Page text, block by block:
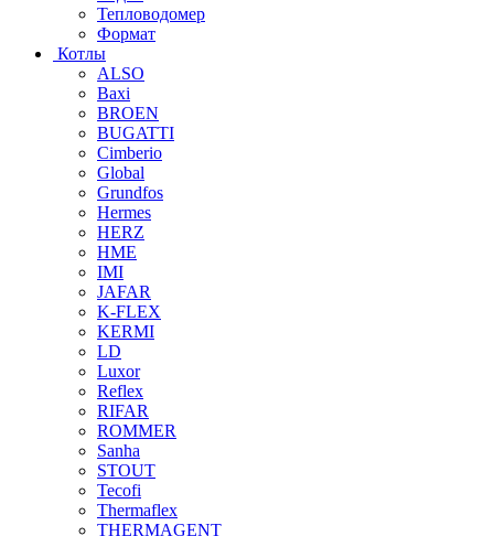
Тепловодомер
Формат
Котлы
ALSO
Baxi
BROEN
BUGATTI
Cimberio
Global
Grundfos
Hermes
HERZ
HME
IMI
JAFAR
K-FLEX
KERMI
LD
Luxor
Reflex
RIFAR
ROMMER
Sanha
STOUT
Tecofi
Thermaflex
THERMAGENT